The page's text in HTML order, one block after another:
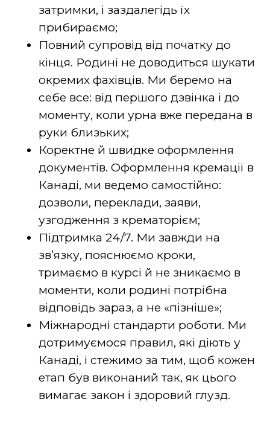
затримки, і заздалегідь їх
прибираємо;
Повний супровід від початку до
кінця. Родині не доводиться шукати
окремих фахівців. Ми беремо на
себе все: від першого дзвінка і до
моменту, коли урна вже передана в
руки близьких;
Коректне й швидке оформлення
документів. Оформлення кремації в
Канаді, ми ведемо самостійно:
дозволи, переклади, заяви,
узгодження з крематорієм;
Підтримка 24/7. Ми завжди на
звʼязку, пояснюємо кроки,
тримаємо в курсі й не зникаємо в
моменти, коли родині потрібна
відповідь зараз, а не «пізніше»;
Міжнародні стандарти роботи. Ми
дотримуємося правил, які діють у
Канаді, і стежимо за тим, щоб кожен
етап був виконаний так, як цього
вимагає закон і здоровий глузд.